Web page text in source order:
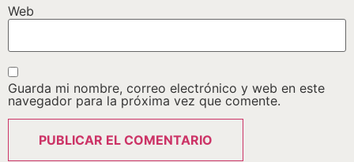
Web
Guarda mi nombre, correo electrónico y web en este
navegador para la próxima vez que comente.